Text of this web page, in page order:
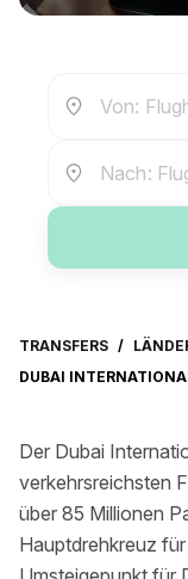
Von:
Nach:
TRANSFERS /
DUBAI
Der Dubai
verkehrsreichsten
über 85 Millionen
Hauptdrehkreuz